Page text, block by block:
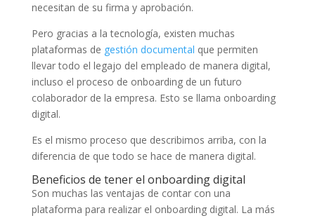
necesitan de su firma y aprobación.
Pero gracias a la tecnología, existen muchas
plataformas de gestión documental que permiten
llevar todo el legajo del empleado de manera digital,
incluso el proceso de onboarding de un futuro
colaborador de la empresa. Esto se llama onboarding
digital.
Es el mismo proceso que describimos arriba, con la
diferencia de que todo se hace de manera digital.
Beneficios de tener el onboarding digital
Son muchas las ventajas de contar con una
plataforma para realizar el onboarding digital. La más